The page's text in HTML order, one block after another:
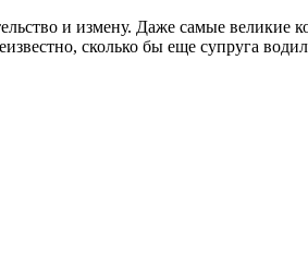
и измену. Даже самые
сколько бы еще супруга